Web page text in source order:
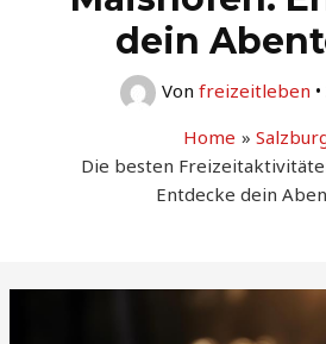
dein
Von freizeitleben •
Home
Die besten
Entdecke dein